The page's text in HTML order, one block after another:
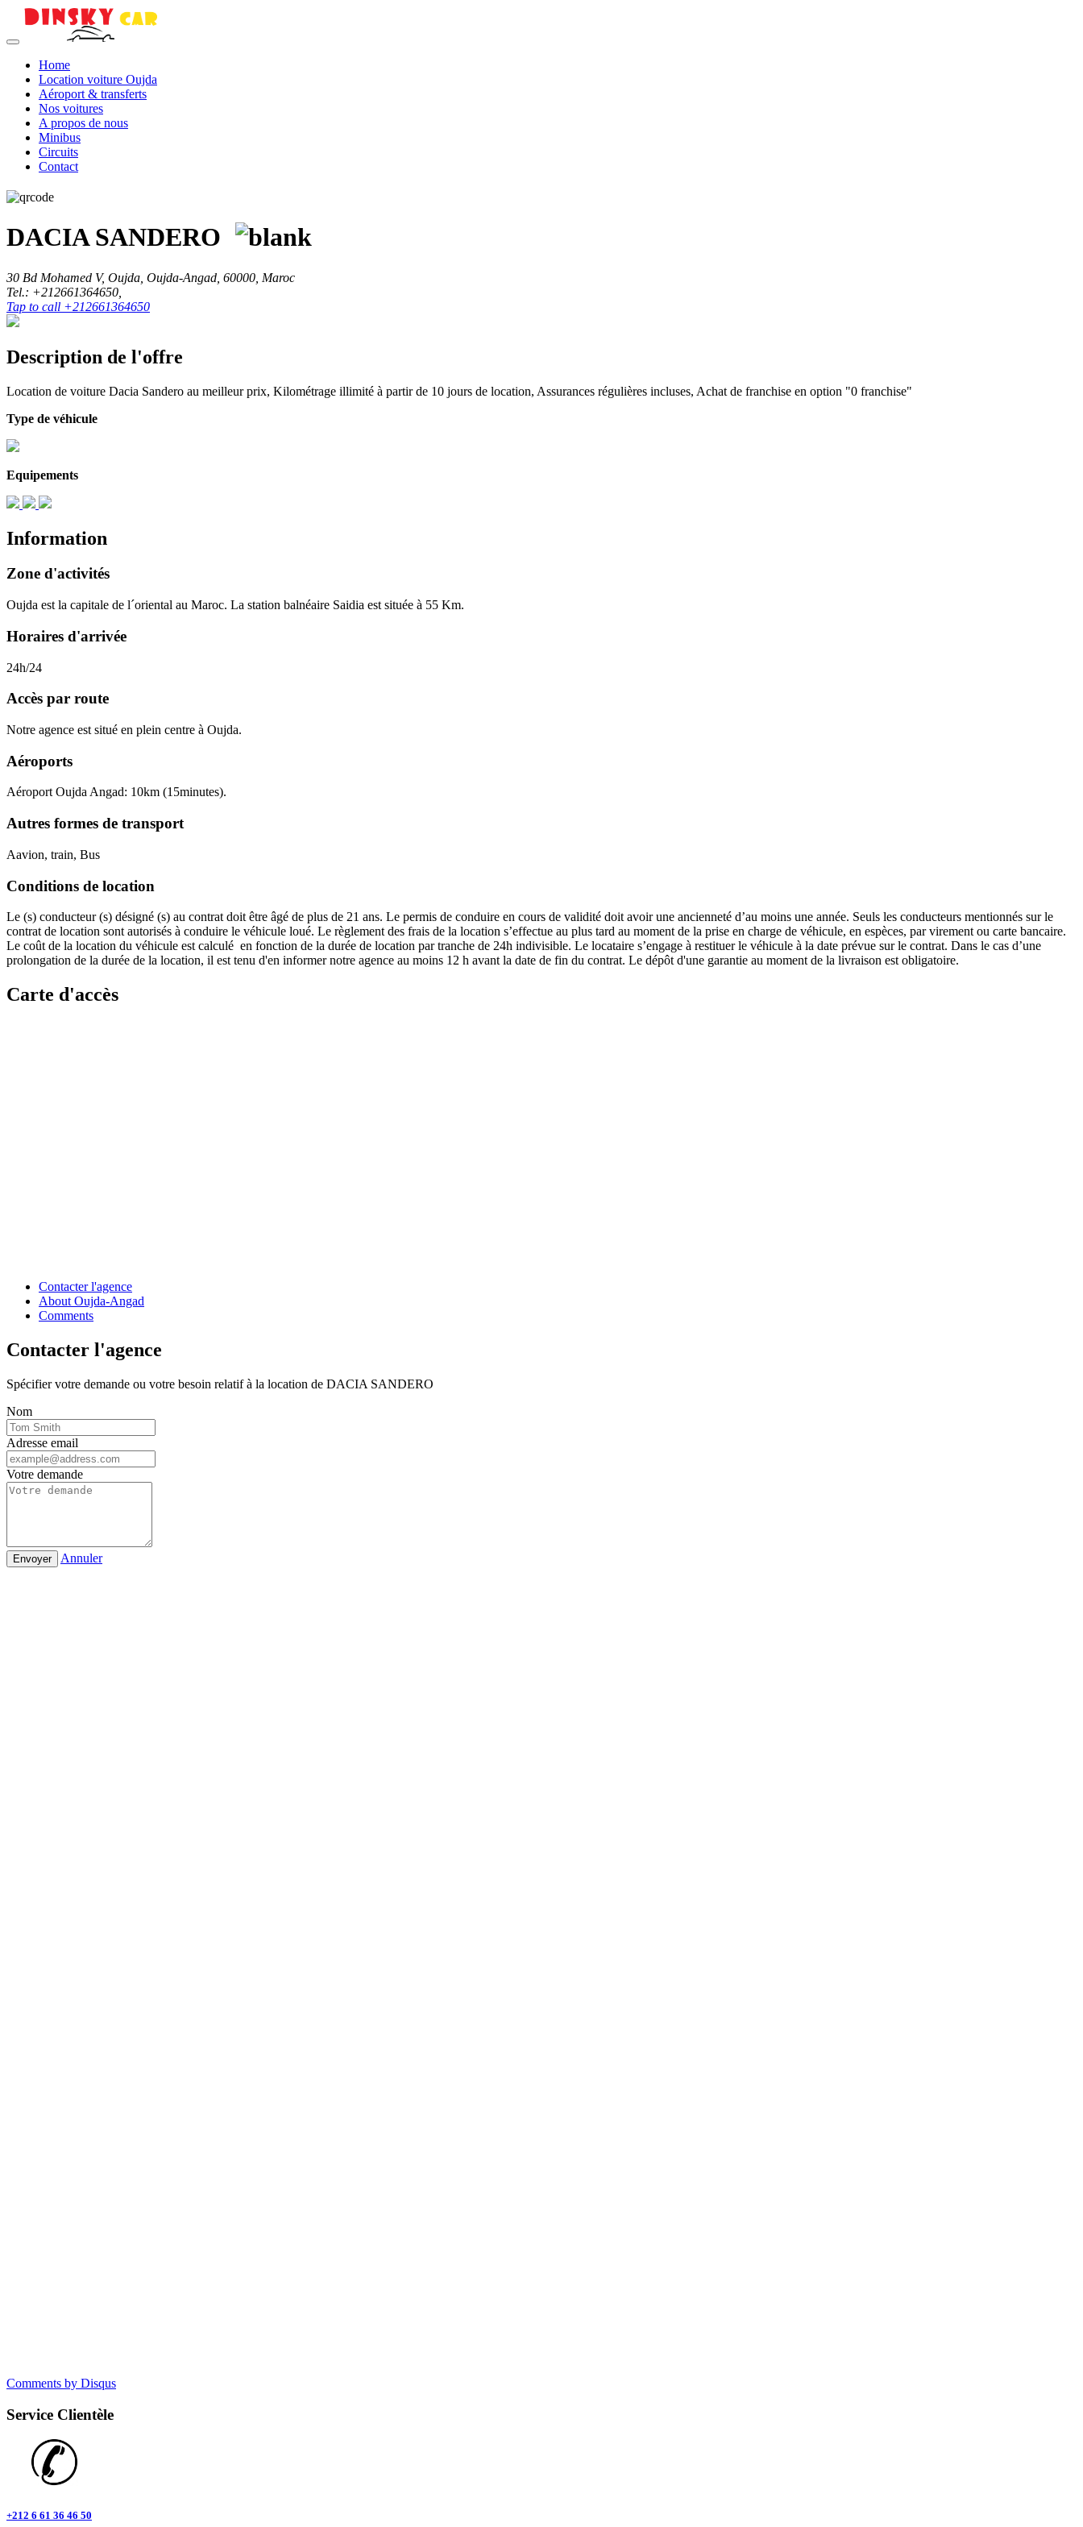
Home
Location voiture Oujda
Aéroport & transferts
Nos voitures
A propos de nous
Minibus
Circuits
Contact
DACIA SANDERO
30 Bd Mohamed V, Oujda Oujda-Angad 60000 Maroc
Tel.: +212661364650
Tap to call +212661364650
Description de l'offre
Location de voiture Dacia Sandero au meilleur prix, Kilométrage illimité à partir de 10 jours de location, Assurances régulières incluses, Achat de franchise en option "0 franchise"
Type de véhicule
Equipements
Information
Zone d'activités
Oujda est la capitale de l´oriental au Maroc. La station balnéaire Saidia est située à 55 Km.
Horaires d'arrivée
24h/24
Accès par route
Notre agence est situé en plein centre à Oujda.
Aéroports
Aéroport Oujda Angad: 10km (15minutes).
Autres formes de transport
Aavion, train, Bus
Conditions de location
Le (s) conducteur (s) désigné (s) au contrat doit être âgé de plus de 21 ans. Le permis de conduire en cours de validité doit avoir une ancienneté d’au moins une année. Seuls les conducteurs mentionnés sur le
contrat de location sont autorisés à conduire le véhicule loué. Le règlement des frais de la location s’effectue au plus tard au moment de la prise en charge de véhicule, en espèces, par virement ou carte bancaire.
Le coût de la location du véhicule est calculé en fonction de la durée de location par tranche de 24h indivisible. Le locataire s’engage à restituer le véhicule à la date prévue sur le contrat. Dans le cas d’une
prolongation de la durée de la location, il est tenu d'en informer notre agence au moins 12 h avant la date de fin du contrat. Le dépôt d'une garantie au moment de la livraison est obligatoire.
Carte d'accès
Contacter l'agence
About Oujda-Angad
Comments
Contacter l'agence
Spécifier votre demande ou votre besoin relatif à la location de DACIA SANDERO
Nom
Adresse email
Votre demande
Envoyer Annuler
Comments by Disqus
Service Clientèle
+212 6 61 36 46 50